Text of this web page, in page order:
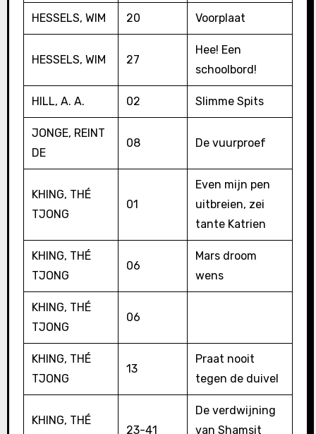
HESSELS, WIM 20 Voorplaat
HESSELS, WIM 27
Hee! Een
schoolbord!
HILL, A. A. 02 Slimme Spits
JONGE, REINT
DE
08 De vuurproef
KHING, THÉ
TJONG
01
Even mijn pen
uitbreien, zei
tante Katrien
KHING, THÉ
TJONG
06
Mars droom
wens
KHING, THÉ
TJONG
06
KHING, THÉ
TJONG
13
Praat nooit
tegen de duivel
KHING, THÉ
23-41
De verdwijning
van Shamsit